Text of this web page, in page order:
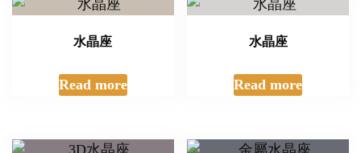
水晶座
Read more
水晶座
Read more